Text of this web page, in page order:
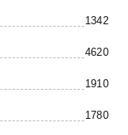
1342
4620
1910
1780